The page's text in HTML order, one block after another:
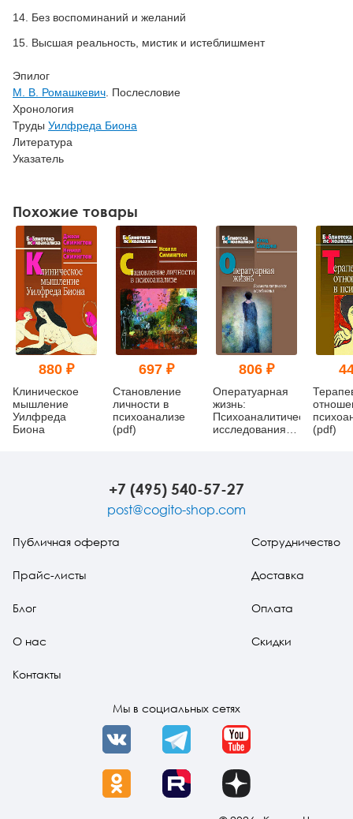
Без воспоминаний и желаний
Высшая реальность, мистик и истеблишмент
Эпилог
М. В. Ромашкевич . Послесловие
Хронология
Труды Уилфреда Биона
Литература
Указатель
Похожие товары
880 ₽
Клиническое
мышление
Уилфреда
Биона
697 ₽
Становление
личности в
психоанализе
(pdf)
806 ₽
Оператуарная
жизнь:
Психоаналитические
исследования
(pdf)
+7 (495) 540-57-27
post@cogito-shop.com
Публичная оферта
Прайс-листы
Блог
О нас
Контакты
Сотрудничество
Доставка
Оплата
Скидки
Мы в социальных сетях
VK Telegram YouTube
OK Rutube Dzen